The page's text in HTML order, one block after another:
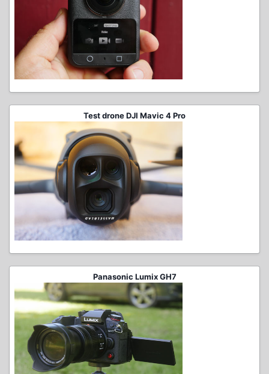
Test drone DJI Mavic 4 Pro
Panasonic Lumix GH7